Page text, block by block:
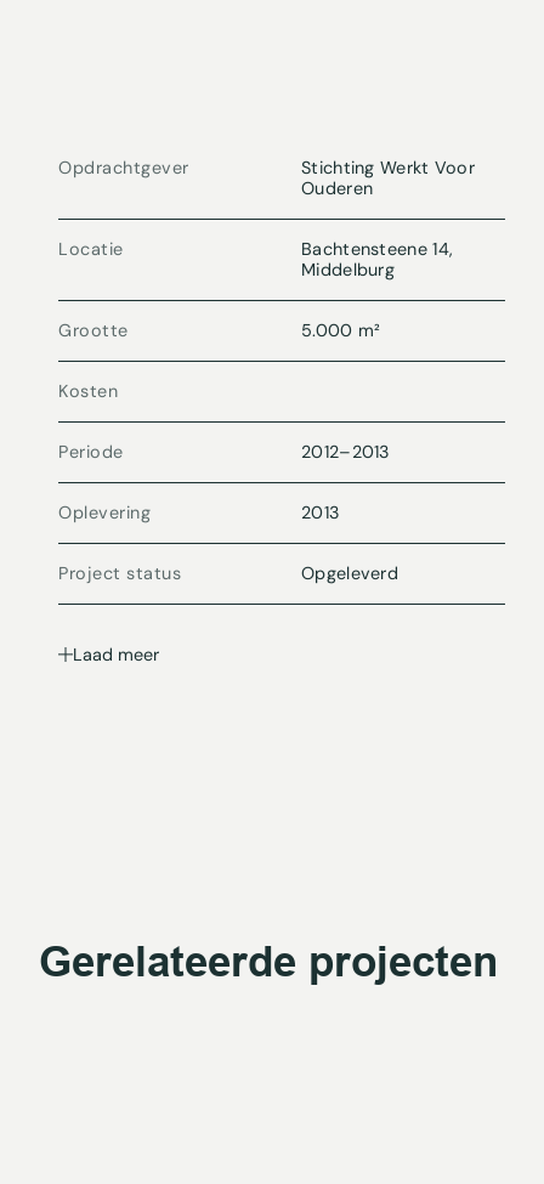
Opdrachtgever
Stichting Werkt Voor
Ouderen
Locatie
Bachtensteene 14,
Middelburg
Grootte 5.000 m²
Kosten
Periode 2012–2013
Oplevering 2013
Project status Opgeleverd
Laad meer
Gerelateerde projecten